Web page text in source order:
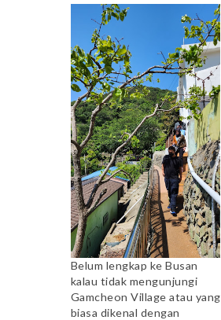
Mengunjungi
Gamcheon Village
Belum lengkap ke Busan
kalau tidak mengunjungi
Gamcheon Village atau yang
biasa dikenal dengan